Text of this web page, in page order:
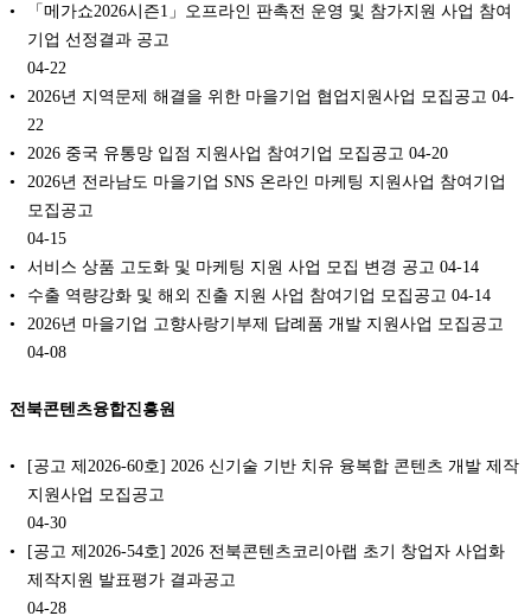
「메가쇼2026시즌1」오프라인 판촉전 운영 및 참가지원 사업 참여
기업 선정결과 공고
04-22
2026년 지역문제 해결을 위한 마을기업 협업지원사업 모집공고 04-
22
2026 중국 유통망 입점 지원사업 참여기업 모집공고 04-20
2026년 전라남도 마을기업 SNS 온라인 마케팅 지원사업 참여기업
모집공고
04-15
서비스 상품 고도화 및 마케팅 지원 사업 모집 변경 공고 04-14
수출 역량강화 및 해외 진출 지원 사업 참여기업 모집공고 04-14
2026년 마을기업 고향사랑기부제 답례품 개발 지원사업 모집공고
04-08
전북콘텐츠융합진흥원
[공고 제2026-60호] 2026 신기술 기반 치유 융복합 콘텐츠 개발 제작
지원사업 모집공고
04-30
[공고 제2026-54호] 2026 전북콘텐츠코리아랩 초기 창업자 사업화
제작지원 발표평가 결과공고
04-28